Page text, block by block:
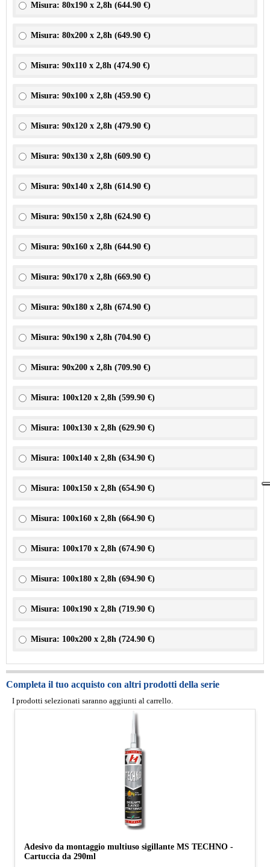
Misura: 80x190 x 2,8h (644.90 €)
Misura: 80x200 x 2,8h (649.90 €)
Misura: 90x110 x 2,8h (474.90 €)
Misura: 90x100 x 2,8h (459.90 €)
Misura: 90x120 x 2,8h (479.90 €)
Misura: 90x130 x 2,8h (609.90 €)
Misura: 90x140 x 2,8h (614.90 €)
Misura: 90x150 x 2,8h (624.90 €)
Misura: 90x160 x 2,8h (644.90 €)
Misura: 90x170 x 2,8h (669.90 €)
Misura: 90x180 x 2,8h (674.90 €)
Misura: 90x190 x 2,8h (704.90 €)
Misura: 90x200 x 2,8h (709.90 €)
Misura: 100x120 x 2,8h (599.90 €)
Misura: 100x130 x 2,8h (629.90 €)
Misura: 100x140 x 2,8h (634.90 €)
Misura: 100x150 x 2,8h (654.90 €)
Misura: 100x160 x 2,8h (664.90 €)
Misura: 100x170 x 2,8h (674.90 €)
Misura: 100x180 x 2,8h (694.90 €)
Misura: 100x190 x 2,8h (719.90 €)
Misura: 100x200 x 2,8h (724.90 €)
Completa il tuo acquisto con altri prodotti della serie
I prodotti selezionati saranno aggiunti al carrello.
Adesivo da montaggio multiuso sigillante MS TECHNO -
Cartuccia da 290ml